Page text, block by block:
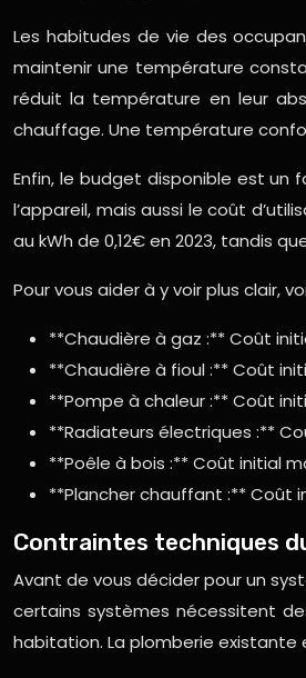
Les habitudes de vie des
maintenir une température
réduit la température en leur
chauffage. Une température
Enfin, le budget disponible est
l’appareil, mais aussi le coût
au kWh de 0,12€ en 2023, tandis
Pour vous aider à y voir plus clair,
**Chaudière à gaz :** Coût
**Chaudière à fioul :** Coût
**Pompe à chaleur :** Coût
**Radiateurs électriques :**
**Poêle à bois :** Coût initial
**Plancher chauffant :** Coût
Contraintes techniques
Avant de vous décider pour un
certains systèmes nécessitent
habitation. La plomberie existante